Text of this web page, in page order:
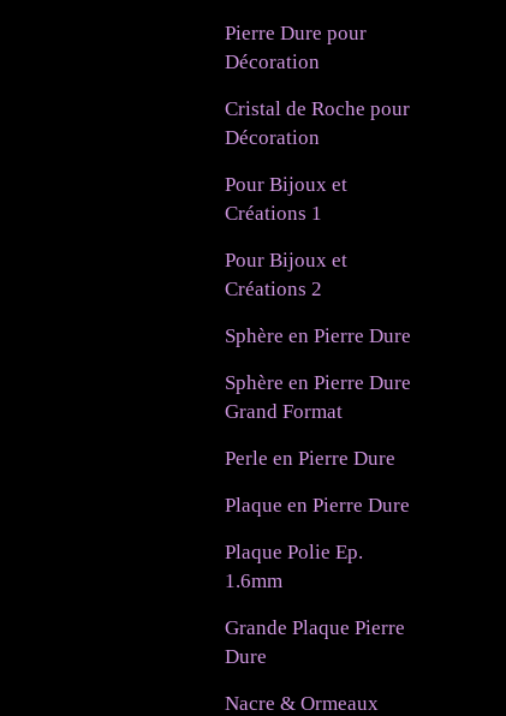
Pierre Dure pour
Décoration
Cristal de Roche pour
Décoration
Pour Bijoux et
Créations 1
Pour Bijoux et
Créations 2
Sphère en Pierre Dure
Sphère en Pierre Dure
Grand Format
Perle en Pierre Dure
Plaque en Pierre Dure
Plaque Polie Ep.
1.6mm
Grande Plaque Pierre
Dure
Nacre & Ormeaux